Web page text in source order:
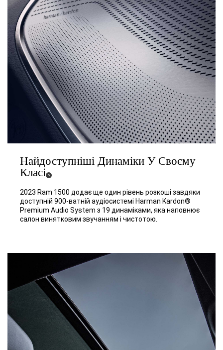
Найдоступніші Динаміки У Своєму
Класі ( Disclosure
5)
2023 Ram 1500 додає ще один рівень розкоші завдяки
доступній 900-ватній аудіосистемі Harman Kardon®
Premium Audio System з 19 динаміками, яка наповнює
салон винятковим звучанням і чистотою.